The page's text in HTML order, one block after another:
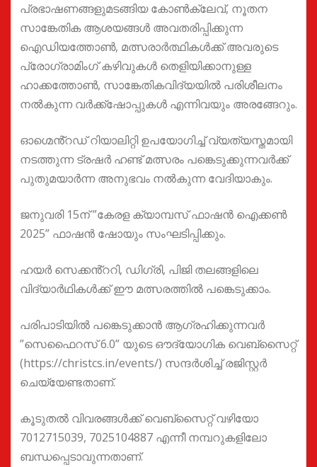
പ്രഭാഷണങ്ങളുമടങ്ങിയ കോൺക്ലേവ്, നൂതന
സാങ്കേതിക ആശയങ്ങൾ അവതരിപ്പിക്കുന്ന
ഐഡിയത്തോൺ, മത്സരാർത്ഥികൾക്ക് അവരുടെ
പ്രോഗ്രാമിംഗ് കഴിവുകൾ തെളിയിക്കാനുള്ള
ഹാക്കത്തോൺ, സാങ്കേതികവിദ്യയിൽ പരിശീലനം
നൽകുന്ന വർക്ക്ഷോപ്പുകൾ എന്നിവയും അരങ്ങേറും.
ഓഗ്മെൻ്റഡ് റിയാലിറ്റി ഉപയോഗിച്ച് വ്യത്യസ്തമായി
നടത്തുന്ന ട്രഷർ ഹണ്ട് മത്സരം പങ്കെടുക്കുന്നവർക്ക്
പുതുമയാർന്ന അനുഭവം നൽകുന്ന വേദിയാകും.
ജനുവരി 15ന് ”കേരള ക്യാമ്പസ് ഫാഷൻ ഐക്കൺ
2025” ഫാഷൻ ഷോയും സംഘടിപ്പിക്കും.
ഹയർ സെക്കൻ്ററി, ഡിഗ്രി, പിജി തലങ്ങളിലെ
വിദ്യാർഥികൾക്ക് ഈ മത്സരത്തിൽ പങ്കെടുക്കാം.
പരിപാടിയിൽ പങ്കെടുക്കാൻ ആഗ്രഹിക്കുന്നവർ
”സെഫൈറസ് 6.0” യുടെ ഔദ്യോഗിക വെബ്സൈറ്റ്
(https://christcs.in/events/) സന്ദർശിച്ച് രജിസ്റ്റർ
ചെയ്യേണ്ടതാണ്.
കൂടുതൽ വിവരങ്ങൾക്ക് വെബ്സൈറ്റ് വഴിയോ
7012715039, 7025104887 എന്നീ നമ്പറുകളിലോ
ബന്ധപ്പെടാവുന്നതാണ്.